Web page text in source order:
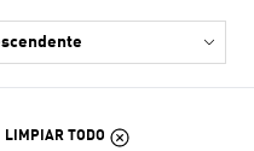
LIMPIAR TODO